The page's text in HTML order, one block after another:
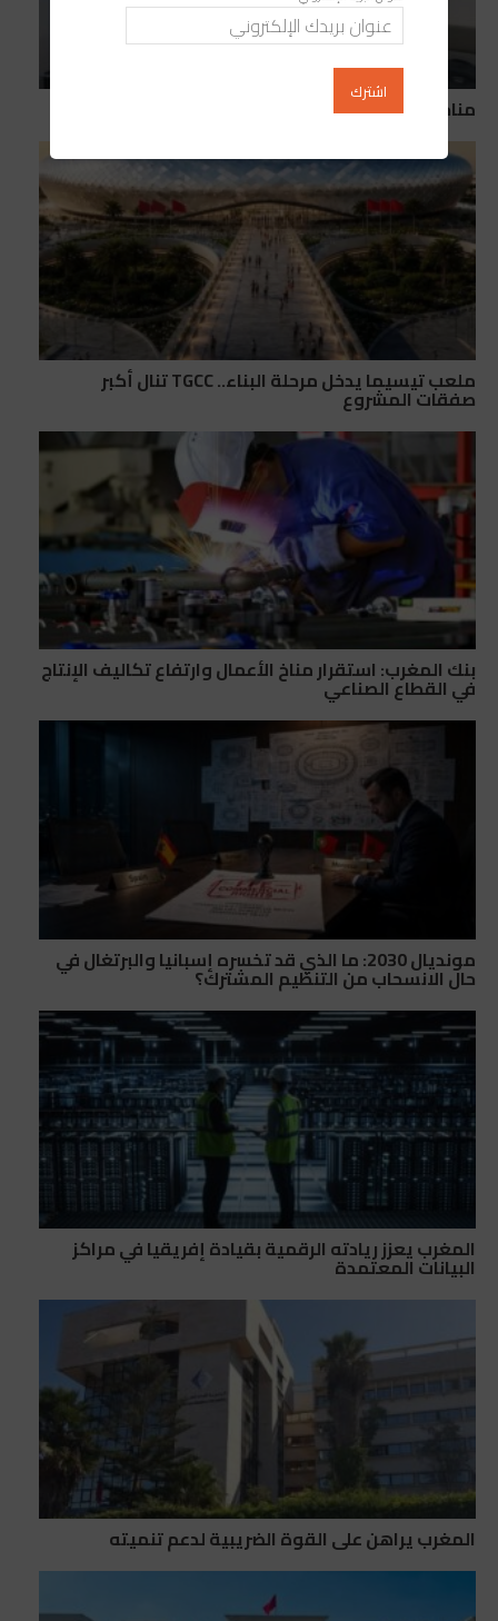
مناجم تطلق “Mana Energy” لتطوير الطاقة
ملعب تيسيما يدخل مرحلة البناء.. TGCC تنال أكبر
صفقات المشروع
بنك المغرب: استقرار مناخ الأعمال وارتفاع تكاليف الإنتاج
في القطاع الصناعي
مونديال 2030: ما الذي قد تخسره إسبانيا والبرتغال في
حال الانسحاب من التنظيم المشترك؟
المغرب يعزز ريادته الرقمية بقيادة إفريقيا في مراكز
البيانات المعتمدة
المغرب يراهن على القوة الضريبية لدعم تنميته